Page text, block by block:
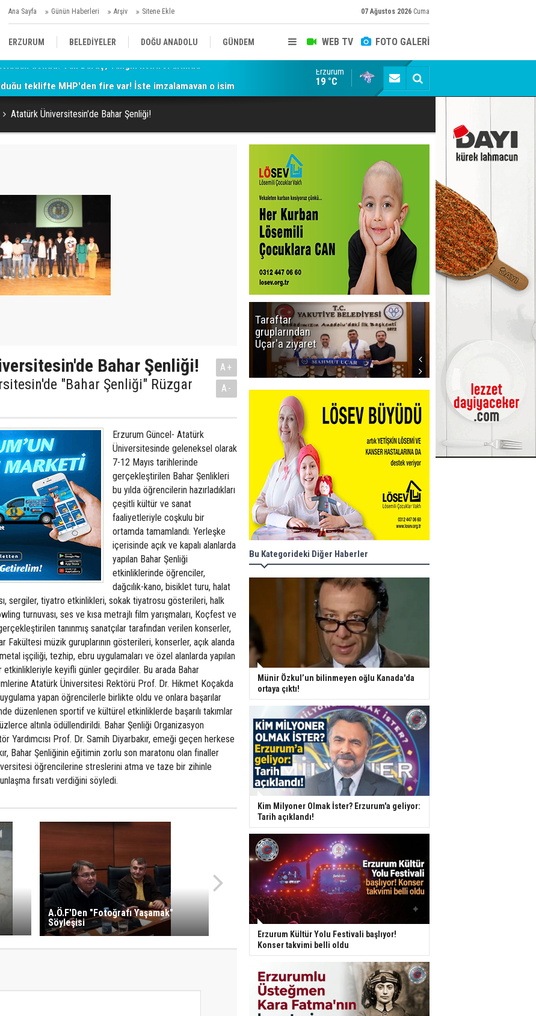
Ana Sayfa Günün Haberleri Arşiv Sitene Ekle 07 Ağustos 2026 Cuma
WEB TV FOTO GALERİ
ERZURUM BELEDİYELER DOĞU ANADOLU GÜNDEM
KÜLTÜR/SANAT//MAĞAZİN BODRUM
teklifte MHP'den fire var! İşte imzalamayan o isim Siyaset-Sermaye Çizgisinde Haklılığın Resmi:
Erzurum
19 °C
Atatürk Üniversitesin'de Bahar Şenliği!
Bahar Şenliği!
"Bahar Şenliği" Rüzgar
A+
A-
Erzurum Güncel- Atatürk
Üniversitesinde geleneksel olarak
7-12 Mayıs tarihlerinde
gerçekleştirilen Bahar Şenlikleri
bu yılda öğrencilerin hazırladıkları
çeşitli kültür ve sanat
faaliyetleriyle coşkulu bir
ortamda tamamlandı. Yerleşke
içerisinde açık ve kapalı alanlarda
yapılan Bahar Şenliği
etkinliklerinde öğrenciler,
dağcılık-kano, bisiklet turu, halat
sergiler, tiyatro etkinlikleri, sokak tiyatrosu gösterileri, halk
turnuvası, ses ve kısa metrajlı film yarışmaları, Koçfest ve
tanınmış sanatçılar tarafından verilen konserler,
Fakültesi müzik guruplarının gösterileri, konserler, açık alanda
işçiliği, tezhip, ebru uygulamaları ve özel alanlarda yapılan
etkinlikleriyle keyifli günler geçirdiler. Bu arada Bahar
Atatürk Üniversitesi Rektörü Prof. Dr. Hikmet Koçakda
yapan öğrencilerle birlikte oldu ve onlara başarılar
düzenlenen sportif ve kültürel etkinliklerde başarılı takımlar
altınla ödüllendirildi. Bahar Şenliği Organizasyon
Yardımcısı Prof. Dr. Samih Diyarbakır, emeği geçen herkese
Bahar Şenliğinin eğitimin zorlu son maratonu olan finaller
öğrencilerine streslerini atma ve taze bir zihinle
fırsatı verdiğini söyledi.
A.Ö.F'Den "Fotoğrafı Yaşamak"
Söyleşisi
Taraftar
gruplarından
Uçar'a ziyaret
başlıyor! İlk
düdük Bolu'da
çalacak
Bu Kategorideki Diğer Haberler
Münir Özkul’un bilinmeyen oğlu Kanada'da
ortaya çıktı!
Kim Milyoner Olmak İster? Erzurum'a geliyor:
Tarih açıklandı!
Erzurum Kültür Yolu Festivali başlıyor!
Konser takvimi belli oldu